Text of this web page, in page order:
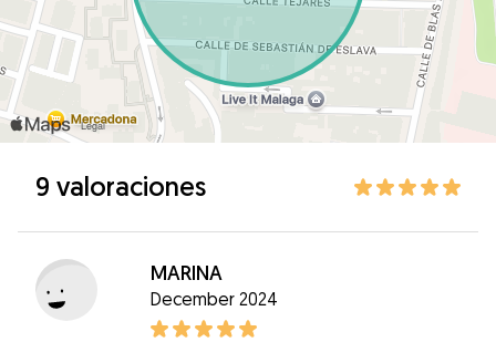
9 valoraciones
MARINA
December 2024